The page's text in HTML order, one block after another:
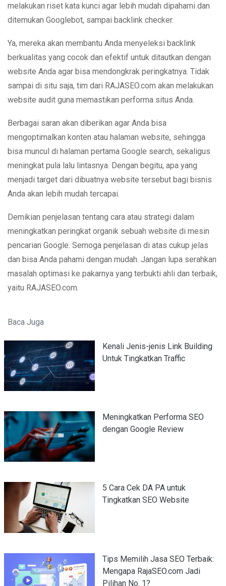
melakukan riset kata kunci agar lebih mudah dipahami dan
ditemukan Googlebot, sampai backlink checker.
Ya, mereka akan membantu Anda menyeleksi backlink
berkualitas yang cocok dan efektif untuk ditautkan dengan
website Anda agar bisa mendongkrak peringkatnya. Tidak
sampai di situ saja, tim dari RAJASEO.com akan melakukan
website audit guna memastikan performa situs Anda.
Berbagai saran akan diberikan agar Anda bisa
mengoptimalkan konten atau halaman website, sehingga
bisa muncul di halaman pertama Google search, sekaligus
meningkat pula lalu lintasnya. Dengan begitu, apa yang
menjadi target dari dibuatnya website tersebut bagi bisnis
Anda akan lebih mudah tercapai.
Demikian penjelasan tentang cara atau strategi dalam
meningkatkan peringkat organik sebuah website di mesin
pencarian Google. Semoga penjelasan di atas cukup jelas
dan bisa Anda pahami dengan mudah. Jangan lupa serahkan
masalah optimasi ke pakarnya yang terbukti ahli dan terbaik,
yaitu RAJASEO.com.
Baca Juga
Kenali Jenis-jenis Link Building
Untuk Tingkatkan Traffic
Meningkatkan Performa SEO
dengan Google Review
5 Cara Cek DA PA untuk
Tingkatkan SEO Website
Tips Memilih Jasa SEO Terbaik:
Mengapa RajaSEO.com Jadi
Pilihan No. 1?